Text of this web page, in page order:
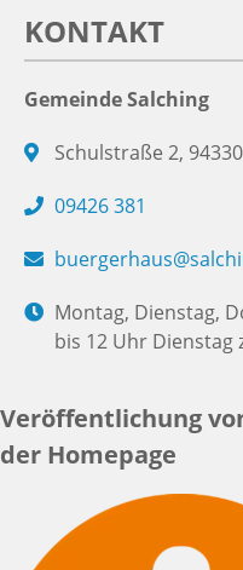
KONTAKT
Gemeinde Salching
Schulstraße 2,
09426 381
Montag, Dienstag,
bis 12 Uhr Dienstag
Veröffentlichung
der Homepage